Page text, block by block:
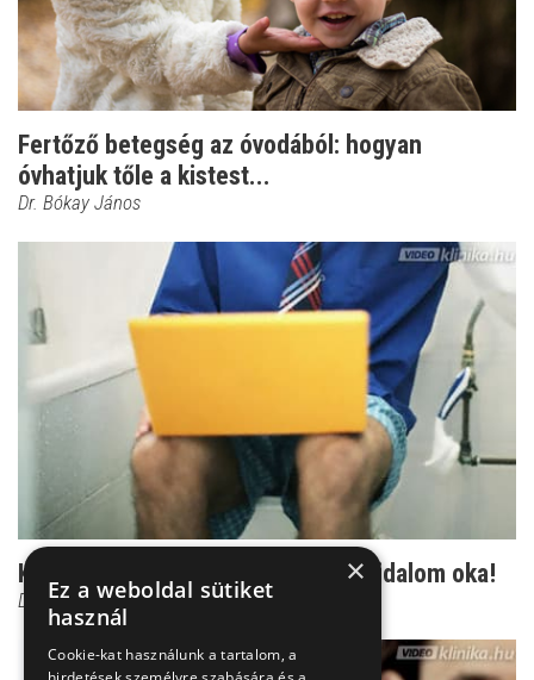
Fertőző betegség az óvodából: hogyan
óvhatjuk tőle a kistest...
Dr. Bókay János
Kelés a végbél felett: Ez lehet a fájdalom oka!
Dr. Tisza Tímea
×
Ez a weboldal sütiket
használ
Cookie-kat használunk a tartalom, a